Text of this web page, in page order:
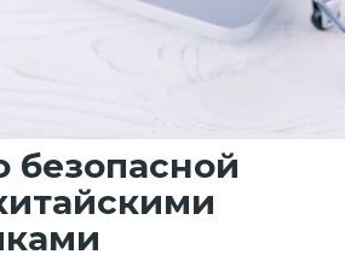
безопасной